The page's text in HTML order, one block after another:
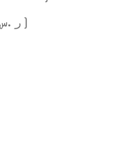
Arabie Saoudite (SAR ر.س)